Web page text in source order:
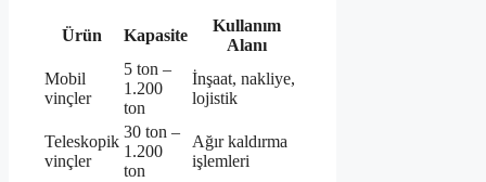
Ürün Kapasite
Kullanım
Alanı
Mobil
vinçler
5 ton –
1.200
ton
İnşaat, nakliye,
lojistik
Teleskopik
vinçler
30 ton –
1.200
ton
Ağır kaldırma
işlemleri